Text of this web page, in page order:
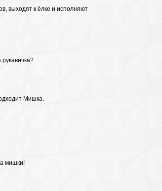
выходят к ёлке и исполняют
рукавичка?
Мишка.
мишки!